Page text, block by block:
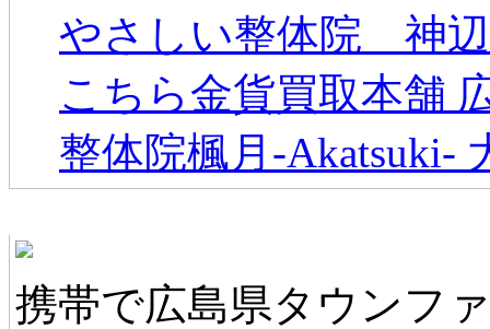
やさしい整体院 神
こちら金貨買取本舗
整体院楓月-Akatsuki-
携帯で広島県タウンフ